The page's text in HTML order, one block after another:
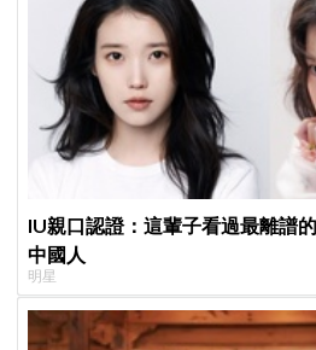
IU親口認證：這輩子看過最離譜
中國人
明星